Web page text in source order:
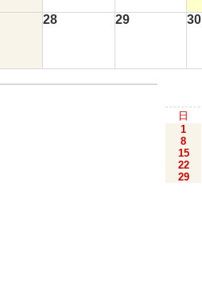
28 29 30
日
1
8
15
22
29